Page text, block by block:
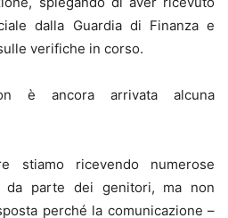
dalla Guardia di Finanza e
verifiche in corso.
è ancora arrivata alcuna
stiamo ricevendo numerose
da parte dei genitori, ma non
perché la comunicazione –